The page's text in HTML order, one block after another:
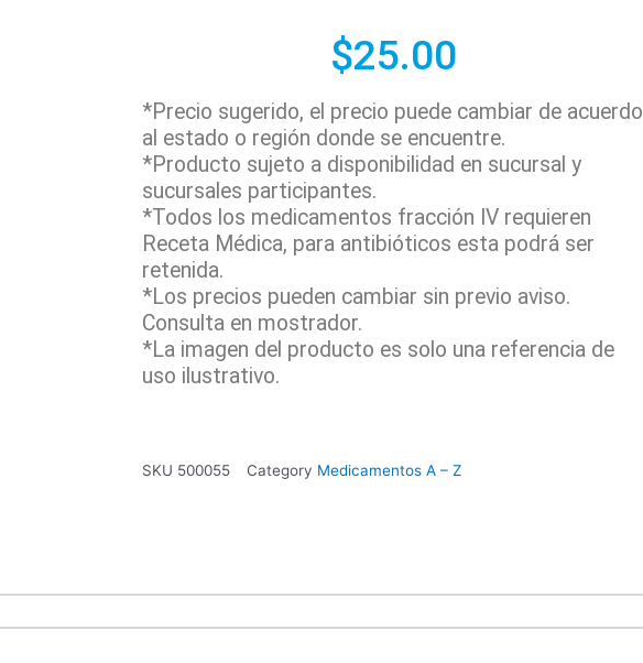
$25.00
*Precio sugerido, el precio puede cambiar de acuerdo
al estado o región donde se encuentre.
*Producto sujeto a disponibilidad en sucursal y
sucursales participantes.
*Todos los medicamentos fracción IV requieren
Receta Médica, para antibióticos esta podrá ser
retenida.
*Los precios pueden cambiar sin previo aviso.
Consulta en mostrador.
*La imagen del producto es solo una referencia de
uso ilustrativo.
SKU 500055 Category Medicamentos A – Z